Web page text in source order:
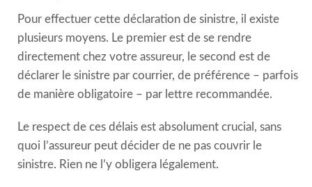
Pour effectuer cette déclaration de sinistre, il existe
plusieurs moyens. Le premier est de se rendre
directement chez votre assureur, le second est de
déclarer le sinistre par courrier, de préférence – parfois
de manière obligatoire – par lettre recommandée.
Le respect de ces délais est absolument crucial, sans
quoi l’assureur peut décider de ne pas couvrir le
sinistre. Rien ne l’y obligera légalement.